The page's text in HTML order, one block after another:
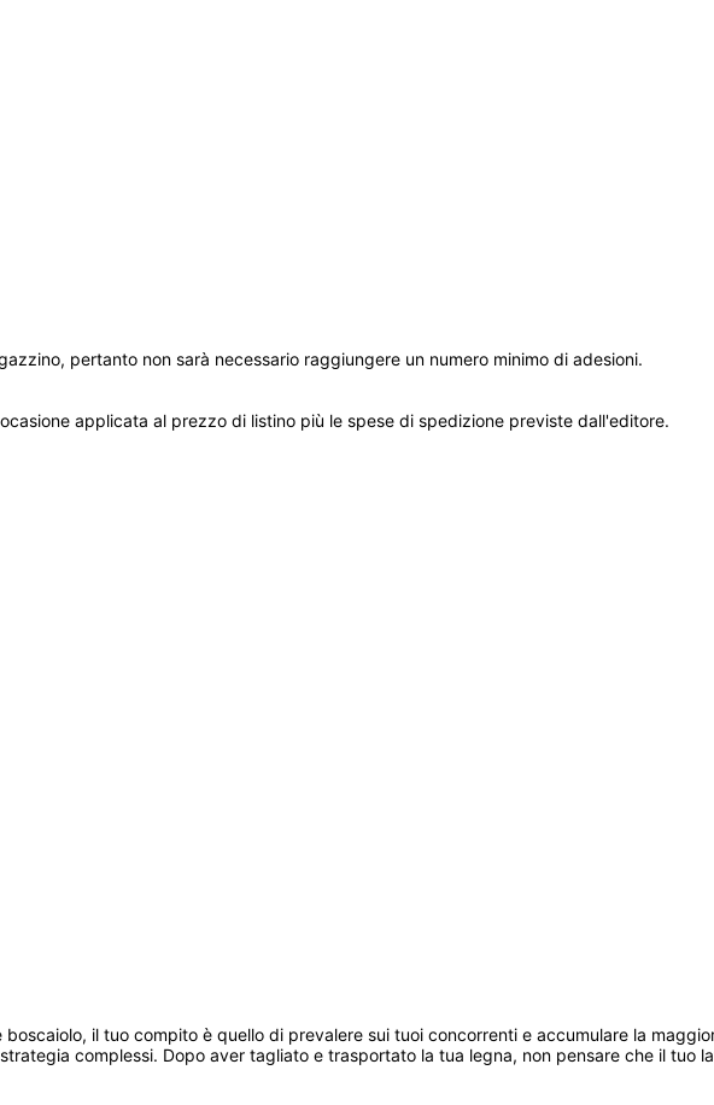
pertanto non sarà necessario raggiungere un numero minimo di adesioni.
applicata al prezzo di listino più le spese di spedizione previste dall'editore.
il tuo compito è quello di prevalere sui tuoi concorrenti e accumulare la
complessi. Dopo aver tagliato e trasportato la tua legna, non pensare che il tuo